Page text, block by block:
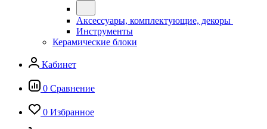
Аксессуары, комплектующие, декоры
Инструменты
Керамические блоки
Кабинет
0 Сравнение
0 Избранное